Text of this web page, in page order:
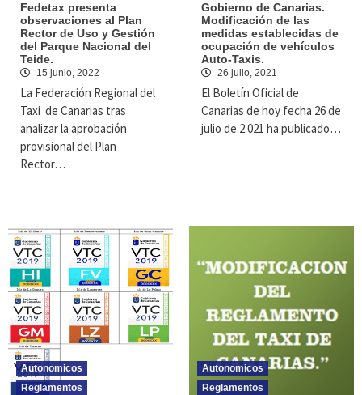
Fedetax presenta
observaciones al Plan
Rector de Uso y Gestión
del Parque Nacional del
Teide.
15 junio, 2022
La Federación Regional del
Taxi de Canarias tras
analizar la aprobación
provisional del Plan
Rector…
Gobierno de Canarias.
Modificación de las
medidas establecidas de
ocupación de vehículos
Auto-Taxis.
26 julio, 2021
El Boletín Oficial de
Canarias de hoy fecha 26 de
julio de 2.021 ha publicado…
Autonomicos
Reglamentos
Autonomicos
Reglamentos